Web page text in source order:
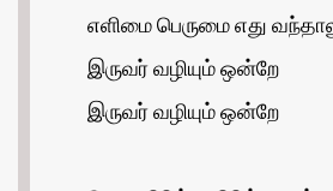
எளிமை பெருமை எது
இருவர் வழியும் ஒன்றே
இருவர் வழியும் ஒன்றே